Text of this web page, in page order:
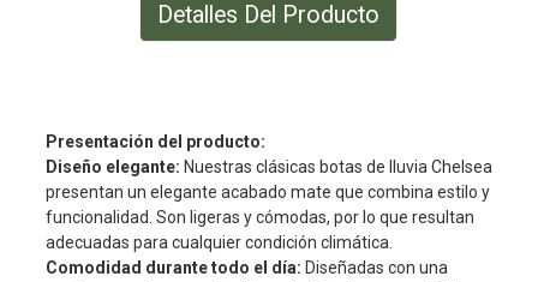
Detalles Del Producto
Presentación del producto:
Diseño elegante: Nuestras clásicas botas de lluvia Chelsea
presentan un elegante acabado mate que combina estilo y
funcionalidad. Son ligeras y cómodas, por lo que resultan
adecuadas para cualquier condición climática.
Comodidad durante todo el día: Diseñadas con una